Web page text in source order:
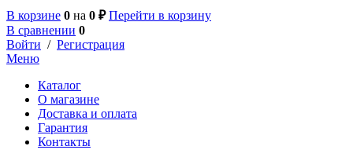
В корзине 0 на 0 ₽ Перейти в корзину
В сравнении 0
Войти / Регистрация
Меню
Каталог
О магазине
Доставка и оплата
Гарантия
Контакты